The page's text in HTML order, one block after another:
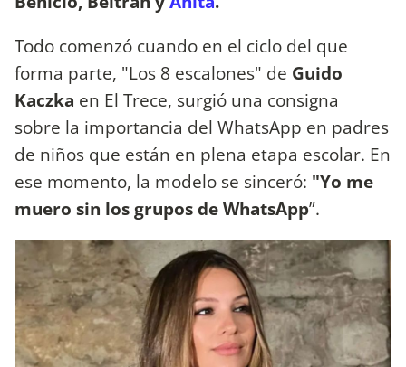
Todo comenzó cuando en el ciclo del que
forma parte, "Los 8 escalones" de Guido
Kaczka en El Trece, surgió una consigna
sobre la importancia del WhatsApp en padres
de niños que están en plena etapa escolar. En
ese momento, la modelo se sinceró: "Yo me
muero sin los grupos de WhatsApp”.